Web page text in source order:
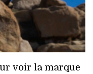
voir la marque